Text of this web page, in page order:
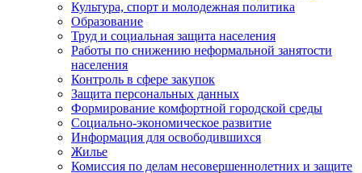
Культура, спорт и молодежная политика
Образование
Труд и социальная защита населения
Работы по снижению неформальной занятости
населения
Контроль в сфере закупок
Защита персональных данных
Формирование комфортной городской среды
Социально-экономическое развитие
Информация для освободившихся
Жилье
Комиссия по делам несовершеннолетних и защите